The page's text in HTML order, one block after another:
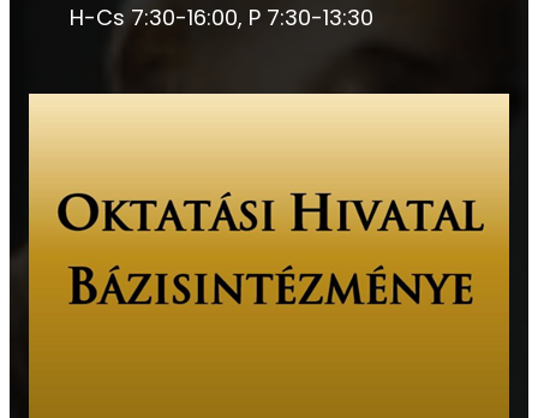
H-Cs 7:30-16:00, P 7:30-13:30